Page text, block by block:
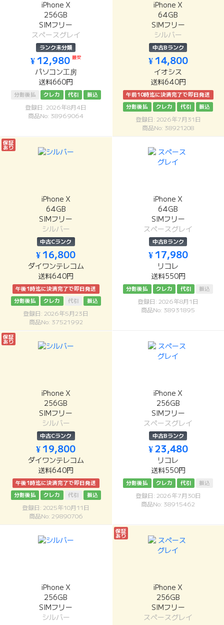
iPhone X
256GB
SIMフリー
スペースグレイ
ランク未分類
¥ 12,980最安
パソコン工房
送料660円
分割後払 クレカ 代引 振込
登録日: 2026年8月4日
商品No: 38969064
iPhone X
64GB
SIMフリー
シルバー
中古Bランク
¥ 14,800
イオシス
送料640円
午前10時迄に決済完了で即日発送
分割後払
クレカ 代引 振込
登録日: 2026年7月31日
商品No: 38921208
保証
あり
iPhone X
64GB
SIMフリー
シルバー
中古Cランク
¥ 16,800
ダイワンテレコム
送料640円
午後1時迄に決済完了で即日発送
分割後払
クレカ 代引 振込
登録日: 2026年5月23日
商品No: 37521992
iPhone X
64GB
SIMフリー
スペースグレイ
中古Bランク
¥ 17,980
リコレ
送料550円
分割後払 クレカ 代引 振込
登録日: 2026年8月1日
商品No: 38931895
保証
あり
iPhone X
256GB
SIMフリー
シルバー
中古Cランク
¥ 19,800
ダイワンテレコム
送料640円
午後1時迄に決済完了で即日発送
分割後払
クレカ 代引 振込
登録日: 2025年10月11日
商品No: 29890706
iPhone X
256GB
SIMフリー
スペースグレイ
中古Bランク
¥ 23,480
リコレ
送料550円
分割後払 クレカ 代引 振込
登録日: 2026年7月30日
商品No: 38915462
iPhone X
256GB
SIMフリー
シルバー
保証
あり
iPhone X
256GB
SIMフリー
スペースグレイ